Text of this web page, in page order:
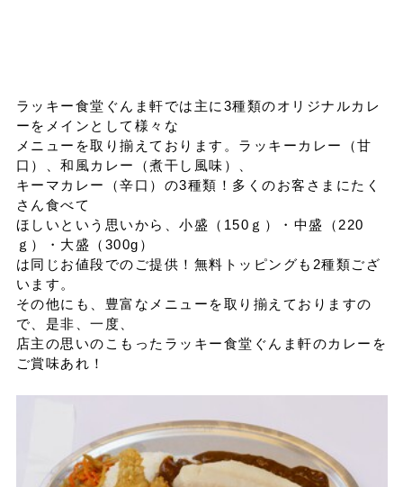
お問い合わせ
出店募集
Select Language ▼
会社情報
ラッキー食堂ぐんま軒では主に3種類のオリジナルカレ
ーをメインとして様々な
メニューを取り揃えております。ラッキーカレー（甘
口）、和風カレー（煮干し風味）、
キーマカレー（辛口）の3種類！多くのお客さまにたく
さん食べて
ほしいという思いから、小盛（150ｇ）・中盛（220
ｇ）・大盛（300g）
は同じお値段でのご提供！無料トッピングも2種類ござ
います。
その他にも、豊富なメニューを取り揃えておりますの
で、是非、一度、
店主の思いのこもったラッキー食堂ぐんま軒のカレーを
ご賞味あれ！